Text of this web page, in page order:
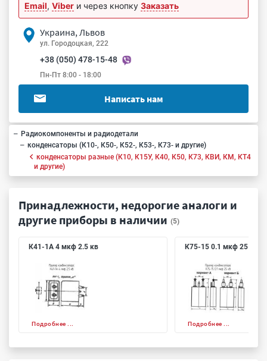
Email, Viber и через кнопку Заказать
Украина, Львов
ул. Городоцкая, 222
+38 (050) 478-15-48
Пн-Пт 8:00 - 18:00
Написать нам
Радиокомпоненты и радиодетали
конденсаторы (К10-, К50-, К52-, К53-, К73- и другие)
конденсаторы разные (К10, К15У, К40, К50, К73, КВИ, КМ, КТ4
и другие)
Принадлежности, недорогие аналоги и
другие приборы в наличии (5)
К41-1А 4 мкф 2.5 кв
Подробнее ...
К75-15 0.1 мкф 25 кв
Подробнее ...